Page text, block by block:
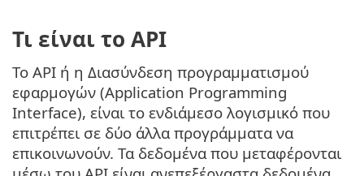
Τι είναι το API
Το API ή η Διασύνδεση προγραμματισμού
εφαρμογών (Application Programming
Interface), είναι το ενδιάμεσο λογισμικό που
επιτρέπει σε δύο άλλα προγράμματα να
επικοινωνούν. Τα δεδομένα που μεταφέρονται